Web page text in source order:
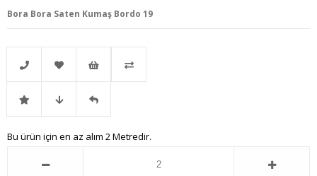
Bora Bora Saten Kumaş Bordo 19
Telefonla
Sipariş
Favorilere
Ekle
İstek
Listeme
İndirimli Fiyat Gelince
Bu ürün için en az alım 2 Metredir.